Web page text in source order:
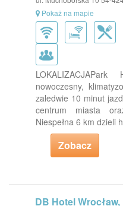
Pokaż na mapie
nowoczesny,
zaledwie 10 minut
centrum miasta
Niespełna 6 km dzieli
Zobacz
DB Hotel